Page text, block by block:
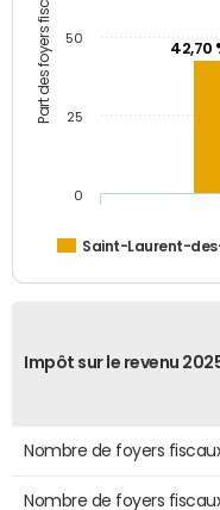
Part des foyers fiscaux (%) 42,70
Saint-Laurent-
0
25
50
Impôt sur le revenu
Nombre de foyers
Nombre de foyers